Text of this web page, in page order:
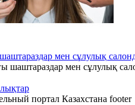
мен сұлулық
шаштараздар мен сұлулық